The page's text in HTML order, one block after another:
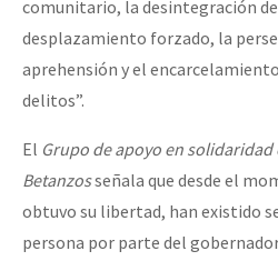
comunitario, la desintegración
desplazamiento forzado, la
aprehensión y el
delitos”.
El Grupo de apoyo en
Betanzosseñala que desde el
obtuvo su libertad, han existido
persona por parte del